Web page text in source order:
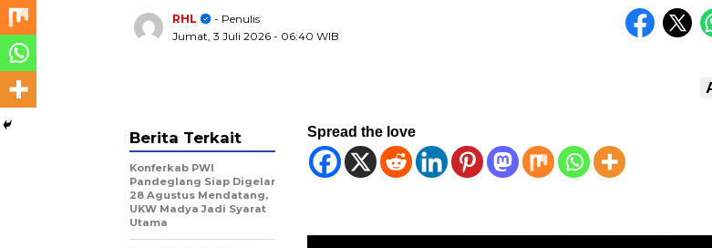
RHL
- Penulis
Jumat, 3 Juli 2026 - 06:40 WIB
Spread the love
Berita Terkait
Konferkab PWI
Pandeglang Siap Digelar
28 Agustus Mendatang,
UKW Madya Jadi Syarat
Utama